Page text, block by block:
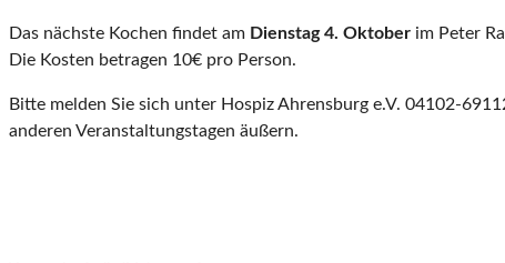
Das nächste Kochen findet am Dienstag 4. Oktober im Peter
Die Kosten betragen 10€ pro Person.
Bitte melden Sie sich unter Hospiz Ahrensburg e.V. 04102-
anderen Veranstaltungstagen äußern.